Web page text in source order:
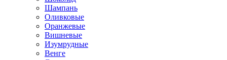
Шампань
Оливковые
Оранжевые
Вишневые
Изумрудные
Венге